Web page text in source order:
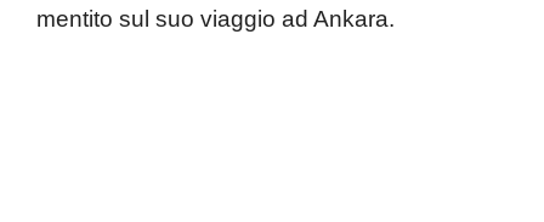
mentito sul suo viaggio ad Ankara.